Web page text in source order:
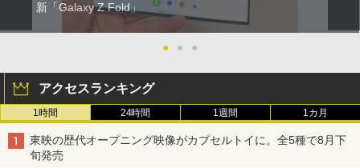
新「Galaxy Z Fold」
● ● ●
アクセスランキング
1時間 24時間 1週間 1カ月
東映の歴代オープニング映像がカプセルトイに。全5種で8月下
旬発売